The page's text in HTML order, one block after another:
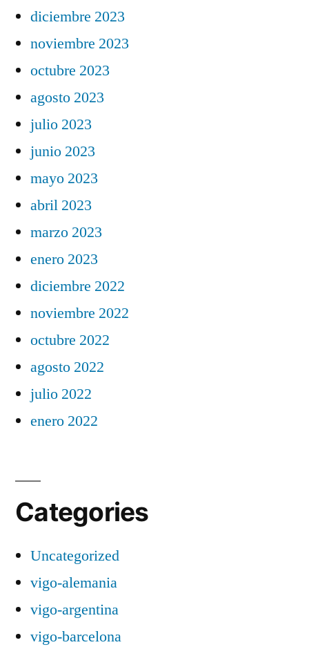
diciembre 2023
noviembre 2023
octubre 2023
agosto 2023
julio 2023
junio 2023
mayo 2023
abril 2023
marzo 2023
enero 2023
diciembre 2022
noviembre 2022
octubre 2022
agosto 2022
julio 2022
enero 2022
Categories
Uncategorized
vigo-alemania
vigo-argentina
vigo-barcelona